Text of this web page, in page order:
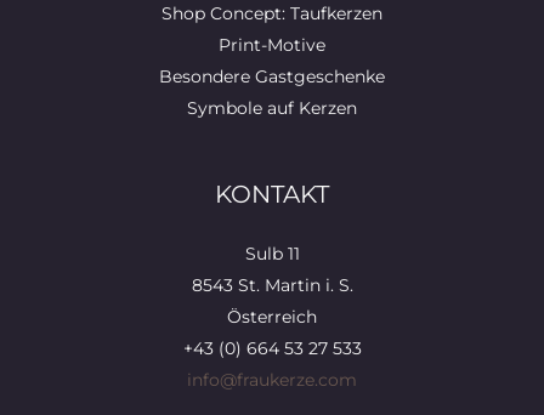
Shop Concept: Taufkerzen
Print-Motive
Besondere Gastgeschenke
Symbole auf Kerzen
KONTAKT
Sulb 11
8543 St. Martin i. S.
Österreich
+43 (0) 664 53 27 533
info@fraukerze.com